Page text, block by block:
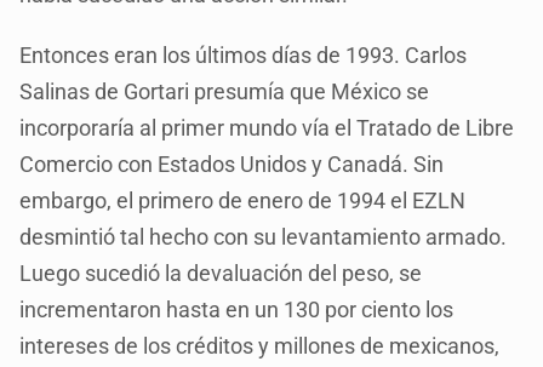
Entonces eran los últimos días de 1993. Carlos
Salinas de Gortari presumía que México se
incorporaría al primer mundo vía el Tratado de Libre
Comercio con Estados Unidos y Canadá. Sin
embargo, el primero de enero de 1994 el EZLN
desmintió tal hecho con su levantamiento armado.
Luego sucedió la devaluación del peso, se
incrementaron hasta en un 130 por ciento los
intereses de los créditos y millones de mexicanos,